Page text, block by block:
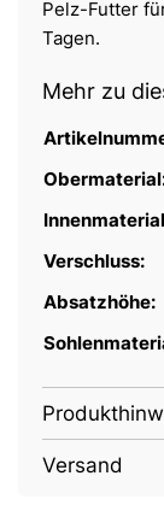
Pelz-Futter
Tagen.
Mehr zu
Verschluss:
Absatzhöhe:
Versand